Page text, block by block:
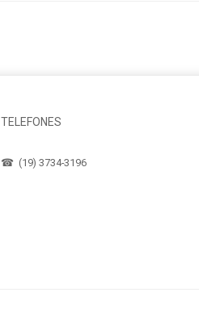
TELEFONES
☎ (19) 3734-3196